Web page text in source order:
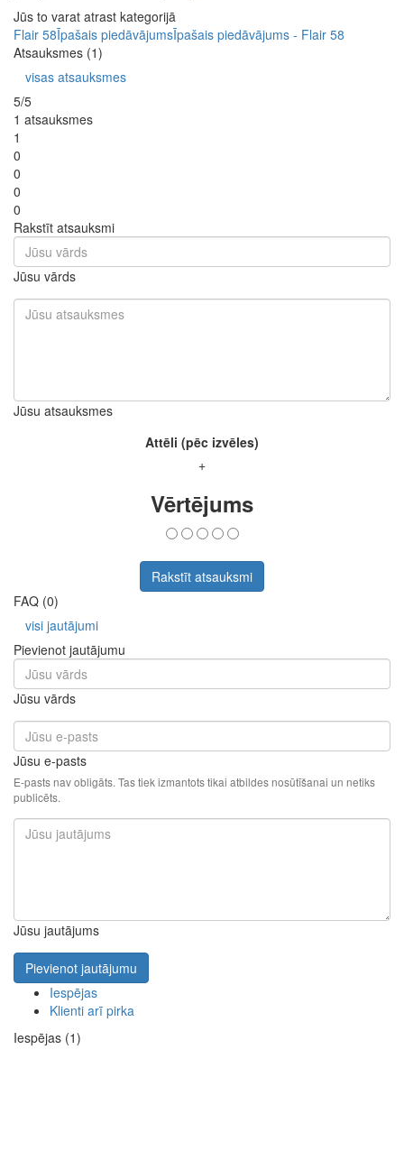
Jūs to varat atrast kategorijā
Flair 58Īpašais piedāvājumsĪpašais piedāvājums - Flair 58
Atsauksmes (1)
visas atsauksmes
5/5
1 atsauksmes
1
0
0
0
0
Rakstīt atsauksmi
Jūsu vārds
Jūsu atsauksmes
Attēli (pēc izvēles)
+
Vērtējums
Rakstīt atsauksmi
FAQ (0)
visi jautājumi
Pievienot jautājumu
Jūsu vārds
Jūsu e-pasts
E-pasts nav obligāts. Tas tiek izmantots tikai atbildes nosūtīšanai un netiks
publicēts.
Jūsu jautājums
Pievienot jautājumu
Iespējas
Klienti arī pirka
Iespējas (1)